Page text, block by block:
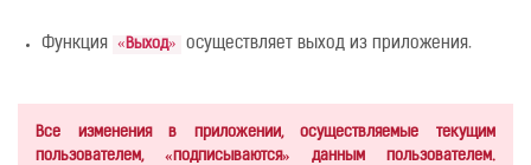
Функция « Выход» осуществляет выход из приложения.
Все изменения в приложении, осуществляемые текущим
пользователем, «подписываются» данным пользователем.